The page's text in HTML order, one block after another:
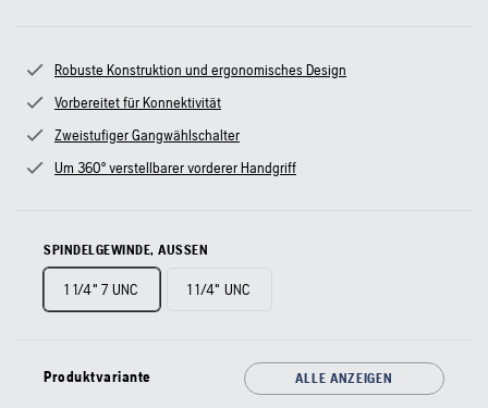
Robuste Konstruktion und ergonomisches Design
Vorbereitet für Konnektivität
Zweistufiger Gangwählschalter
Um 360° verstellbarer vorderer Handgriff
SPINDELGEWINDE, AUSSEN
1 1/4" 7 UNC 1 1/4" UNC
Produktvariante ALLE ANZEIGEN